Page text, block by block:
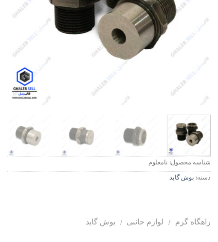
شناسه محصول: نامعلوم
دسته: بوش گاید
راهگاه گرم / لوازم جانبی / بوش گاید